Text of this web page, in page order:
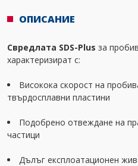
ОПИСАНИЕ
Свредлата SDS-Plus за
характеризират с:
Високока скорост на
твърдосплавни пластини
Подобрено отвеждане на
частици
Дълъг експлоатационен